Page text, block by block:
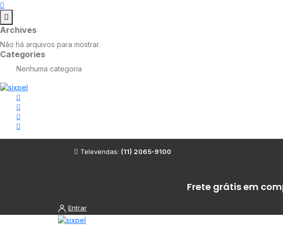
Archives
Não há arquivos para mostrar.
Categories
Nenhuma categoria
Televendas: (11) 2065-9100
Frete grátis em
Entrar